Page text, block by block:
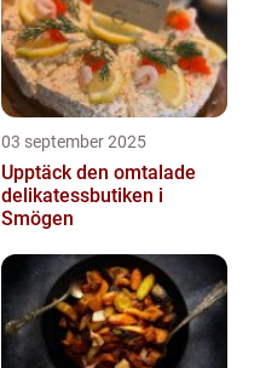
03 september 2025
Upptäck den omtalade
delikatessbutiken i
Smögen